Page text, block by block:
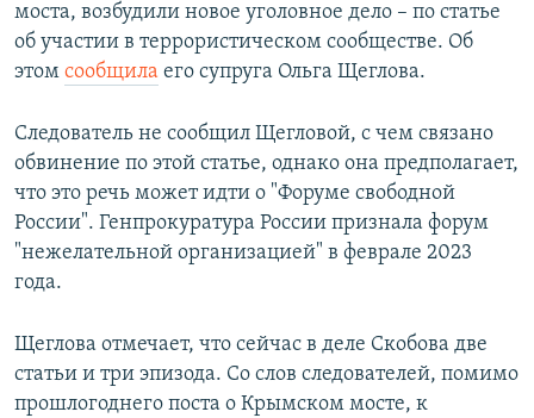
моста, возбудили новое уголовное дело – по статье
об участии в террористическом сообществе. Об
этом сообщила его супруга Ольга Щеглова.
Следователь не сообщил Щегловой, с чем связано
обвинение по этой статье, однако она предполагает,
что это речь может идти о "Форуме свободной
России". Генпрокуратура России признала форум
"нежелательной организацией" в феврале 2023
года.
Щеглова отмечает, что сейчас в деле Скобова две
статьи и три эпизода. Со слов следователей, помимо
прошлогоднего поста о Крымском мосте, к